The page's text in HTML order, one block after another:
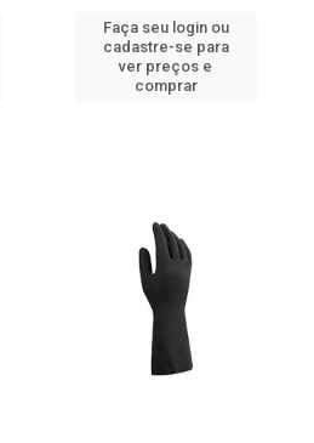
Faça seu login ou
cadastre-se para
ver preços e
comprar